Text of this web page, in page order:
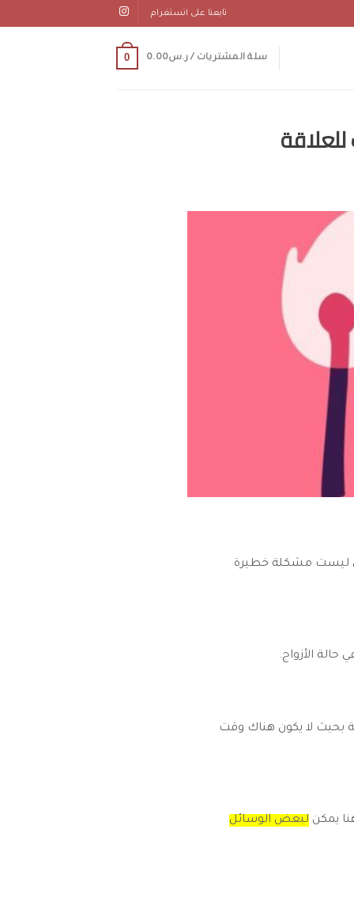
تابعنا على انستغرام
سلة المشتريات /ر.س0.00
0
ليست مشكلة خطيرة
الأزواج.
بحيث لا يكون هناك وقت
يمكن لبعض الوسائل